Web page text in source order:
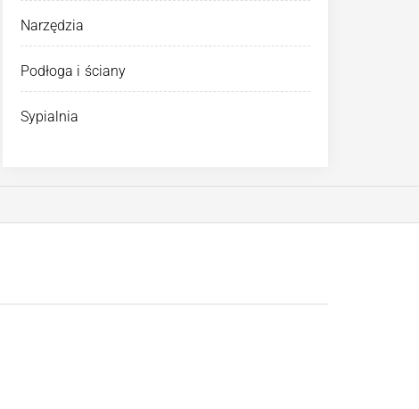
Narzędzia
Podłoga i ściany
Sypialnia